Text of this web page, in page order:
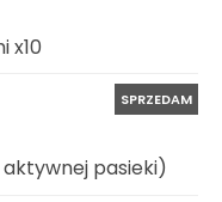
x10
SPRZEDAM
aktywnej pasieki)